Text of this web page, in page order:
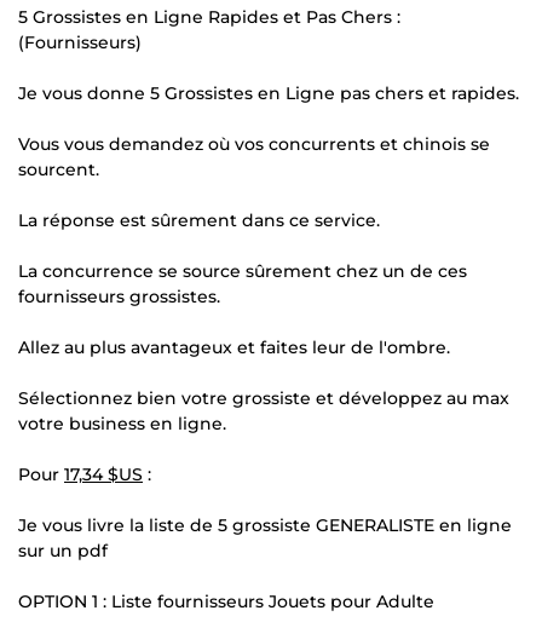
5 Grossistes en Ligne Rapides et Pas Chers :
(Fournisseurs)
Je vous donne 5 Grossistes en Ligne pas chers et rapides.
Vous vous demandez où vos concurrents et chinois se
sourcent.
La réponse est sûrement dans ce service.
La concurrence se source sûrement chez un de ces
fournisseurs grossistes.
Allez au plus avantageux et faites leur de l'ombre.
Sélectionnez bien votre grossiste et développez au max
votre business en ligne.
Pour 17,34 $US :
Je vous livre la liste de 5 grossiste GENERALISTE en ligne
sur un pdf
OPTION 1 : Liste fournisseurs Jouets pour Adulte